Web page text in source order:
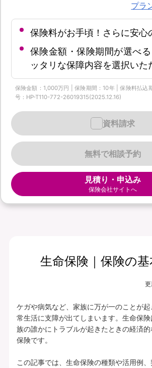
プラ
保険料がお手頃！さらに安心
保険金額・保険期間が選べ
ッタリな保障内容を選択いた
保険金額：1,000万円 | 保険期間：10年 | 保険料払込
号：HP-T110-772-26019315(2025.12.16)
無料で相談予約
資料請求
見積り・申込み
保険会社サイトへ
生命保険｜保険の基
更
ケガや病気など、家族に万が一のことが
常生活に支障が出てしまいます。生命保
族の誰かにトラブルが起きたときの経済
保険です。
この記事では、生命保険の種類や活用例